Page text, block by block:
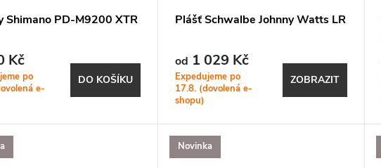
Shimano PD-M9200 XTR
Kč
po
e-
DO KOŠÍKU
Plášť Schwalbe Johnny Watts LR
od 1 029 Kč
Expedujeme po
17.8. (dovolená e-
shopu)
ZOBRAZIT
Novinka